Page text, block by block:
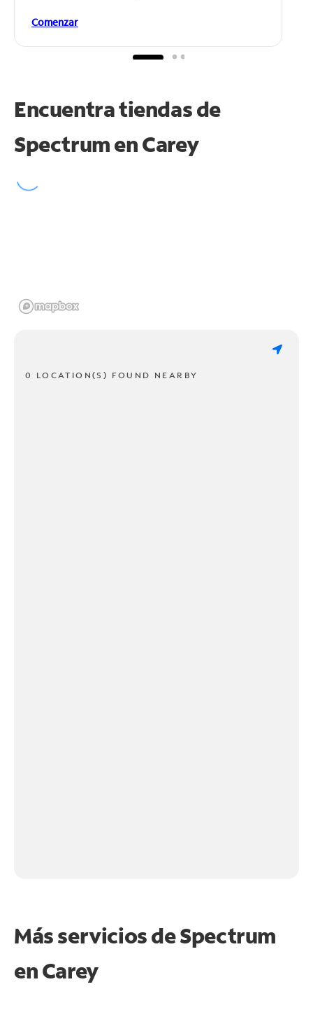
Comenzar
Encuentra tiendas de
Spectrum enCarey
0 LOCATION(S) FOUND NEARBY
Más servicios de Spectrum
enCarey